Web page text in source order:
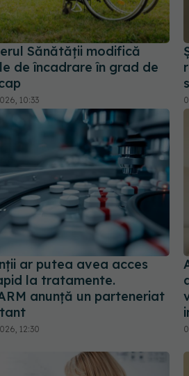
Sănătății modifică
de încadrare în grad de
10:33
ar putea avea acces
la tratamente.
anunță un parteneriat
12:30